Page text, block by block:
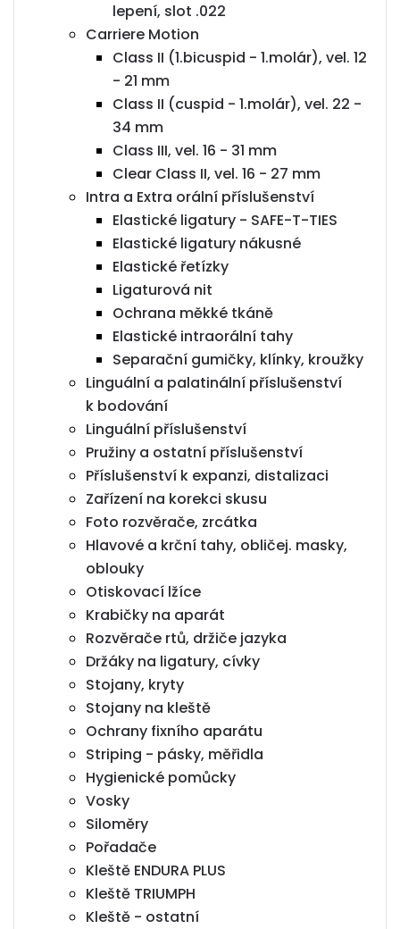
lepení, slot .022
Carriere Motion
Class II (1.bicuspid - 1.molár), vel. 12
- 21 mm
Class II (cuspid - 1.molár), vel. 22 -
34 mm
Class III, vel. 16 - 31 mm
Clear Class II, vel. 16 - 27 mm
Intra a Extra orální příslušenství
Elastické ligatury - SAFE-T-TIES
Elastické ligatury nákusné
Elastické řetízky
Ligaturová nit
Ochrana měkké tkáně
Elastické intraorální tahy
Separační gumičky, klínky, kroužky
Linguální a palatinální příslušenství
k bodování
Linguální příslušenství
Pružiny a ostatní příslušenství
Příslušenství k expanzi, distalizaci
Zařízení na korekci skusu
Foto rozvěrače, zrcátka
Hlavové a krční tahy, obličej. masky,
oblouky
Otiskovací lžíce
Krabičky na aparát
Rozvěrače rtů, držiče jazyka
Držáky na ligatury, cívky
Stojany, kryty
Stojany na kleště
Ochrany fixního aparátu
Striping - pásky, měřidla
Hygienické pomůcky
Vosky
Siloměry
Pořadače
Kleště ENDURA PLUS
Kleště TRIUMPH
Kleště - ostatní